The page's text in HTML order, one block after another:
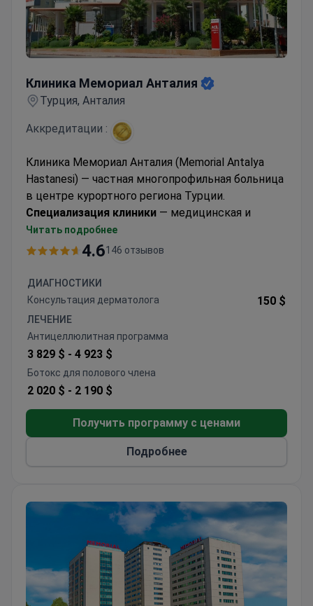
Клиника Мемориал Анталия
Турция, Анталия
Аккредитации :
Клиника Мемориал Анталия (Memorial Antalya
Hastanesi) — частная многопрофильная больница
в центре курортного региона Турции.
Специализация клиники — медицинская и
радиационная онкология, общая хирургия,
пластическая и реконструктивная хирургия.
международному стандарту качества и
безопасности леченияJCI
Читать подробнее
4.6146 отзывов
ДИАГНОСТИКИ
Консультация дерматолога
150 $
ЛЕЧЕНИЕ
Антицеллюлитная программа
3 829 $ - 4 923 $
Ботокс для полового члена
2 020 $ - 2 190 $
Получить программу с ценами
Подробнее